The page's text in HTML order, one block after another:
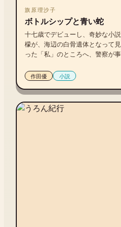
旗原理沙子
ボトルシップと青い蛇
十七歳でデビューし、奇妙な小
檬が、海辺の白骨遺体となって
った「私」のところへ、警察が
リズムとの不可解な関係性にた
の石碑、ポルトガル船、一足の
大雨の喫茶店。事物が謎と奇縁
解き明かしていく。
作田優 小説